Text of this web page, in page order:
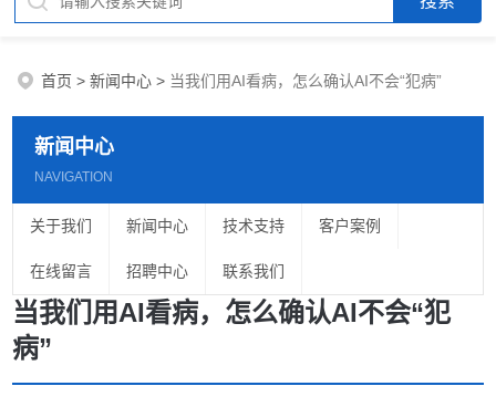
首页 >新闻中心 > 当我们用AI看病，怎么确认AI不会“犯病”
新闻中心
NAVIGATION
关于我们 新闻中心 技术支持 客户案例
在线留言 招聘中心 联系我们
当我们用AI看病，怎么确认AI不会“犯
病”